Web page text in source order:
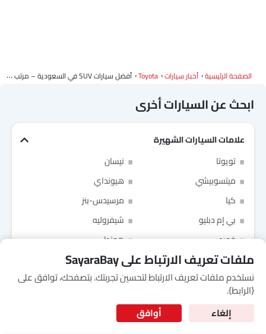
بنزين، ديزل، أم هجين –
ماذا يجب أن تشتري في
الصفحة الرئيسية أخبار سيارات Toyota أفضل سيارات SUV في السعودية – مرتب 2025
ابحث عن السيارات أخرى
علامات السيارات الشهيرة
تويوتا
نيسان
ميتسوبيشي
هيونداي
كيا
مرسيدس-بنز
بي إم دبليو
شيفروليه
فورد
هوندا
السيارات حسب نوع الهيكل
نماذج شعبية
ملفات تعريف الارتباط على SayaraBay
نستخدم ملفات تعريف الارتباط لتحسين تجربتك. بتصفحك، توافق على
{الرابط}.
إلغاء
أوافق
for Better Experience & Regular updates
الخصوصية
Link Your Google Account